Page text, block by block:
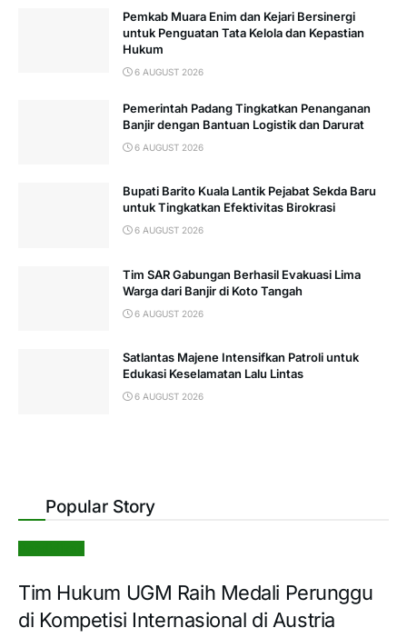
Pemkab Muara Enim dan Kejari Bersinergi
untuk Penguatan Tata Kelola dan Kepastian
Hukum
6 AUGUST 2026
Pemerintah Padang Tingkatkan Penanganan
Banjir dengan Bantuan Logistik dan Darurat
6 AUGUST 2026
Bupati Barito Kuala Lantik Pejabat Sekda Baru
untuk Tingkatkan Efektivitas Birokrasi
6 AUGUST 2026
Tim SAR Gabungan Berhasil Evakuasi Lima
Warga dari Banjir di Koto Tangah
6 AUGUST 2026
Satlantas Majene Intensifkan Patroli untuk
Edukasi Keselamatan Lalu Lintas
6 AUGUST 2026
Popular Story
Tim Hukum UGM Raih Medali Perunggu
di Kompetisi Internasional di Austria